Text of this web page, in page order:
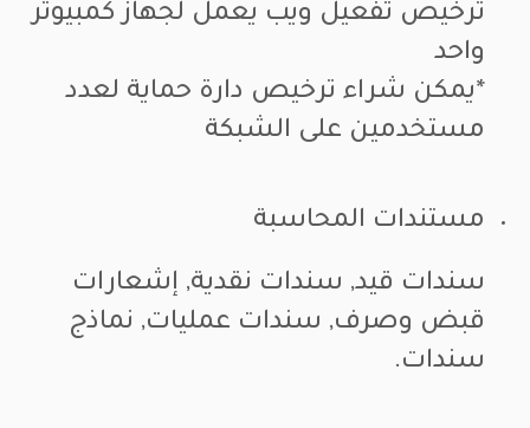
ترخيص تفعيل ويب يعمل لجهاز كمبيوتر
واحد
*يمكن شراء ترخيص دارة حماية لعدد
مستخدمين على الشبكة
مستندات المحاسبة
سندات قيد, سندات نقدية, إشعارات
قبض وصرف, سندات عمليات, نماذج
سندات.